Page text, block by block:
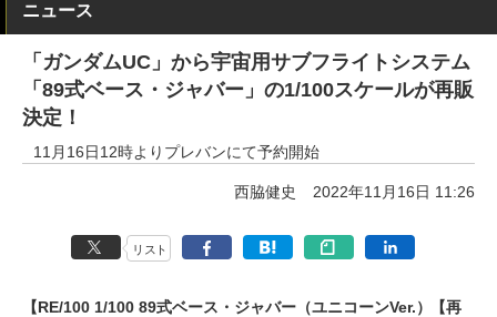
ニュース
「ガンダムUC」から宇宙用サブフライトシステム
「89式ベース・ジャバー」の1/100スケールが再販
決定！
11月16日12時よりプレバンにて予約開始
西脇健史 2022年11月16日 11:26
リスト
【RE/100 1/100 89式ベース・ジャバー（ユニコーンVer.）【再